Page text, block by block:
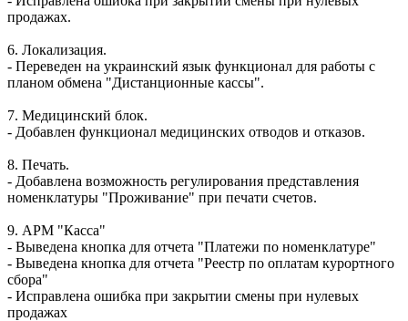
продажах.
6. Локализация.
- Переведен на украинский язык функционал для работы с
планом обмена "Дистанционные кассы".
7. Медицинский блок.
- Добавлен функционал медицинских отводов и отказов.
8. Печать.
- Добавлена возможность регулирования представления
номенклатуры "Проживание" при печати счетов.
9. АРМ "Касса"
- Выведена кнопка для отчета "Платежи по номенклатуре"
- Выведена кнопка для отчета "Реестр по оплатам курортного
сбора"
- Исправлена ​​ошибка при закрытии смены при нулевых
продажах